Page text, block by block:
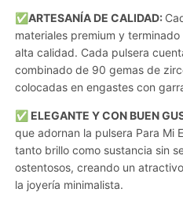
✅ARTESANÍA DE CALIDAD:
materiales premium y
alta calidad. Cada pulsera
combinado de 90 gemas de
colocadas en engastes con
✅ ELEGANTE Y CON BUEN
que adornan la pulsera Para Mi
tanto brillo como sustancia sin
ostentosos, creando un
la joyería minimalista.